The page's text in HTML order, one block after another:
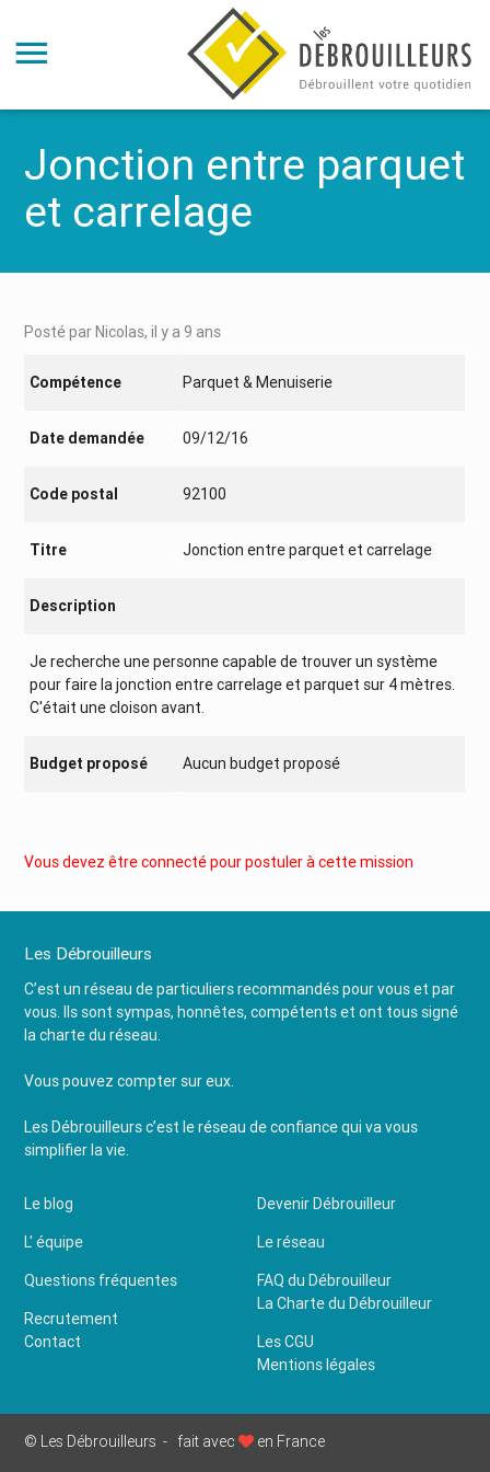
Jonction entre parquet
et carrelage
Posté par Nicolas, il y a 9 ans
Compétence Parquet & Menuiserie
Date demandée 09/12/16
Code postal 92100
Titre Jonction entre parquet et carrelage
Description
Je recherche une personne capable de trouver un système
pour faire la jonction entre carrelage et parquet sur 4 mètres.
C'était une cloison avant.
Budget proposé Aucun budget proposé
Vous devez être connecté pour postuler à cette mission
Les Débrouilleurs
C’est un réseau de particuliers recommandés pour vous et par
vous. Ils sont sympas, honnêtes, compétents et ont tous signé
la charte du réseau.
Vous pouvez compter sur eux.
Les Débrouilleurs c’est le réseau de confiance qui va vous
simplifier la vie.
Le blog
L' équipe
Questions fréquentes
Recrutement
Contact
Devenir Débrouilleur
Le réseau
FAQ du Débrouilleur
La Charte du Débrouilleur
Les CGU
Mentions légales
© Les Débrouilleurs - fait avec en France